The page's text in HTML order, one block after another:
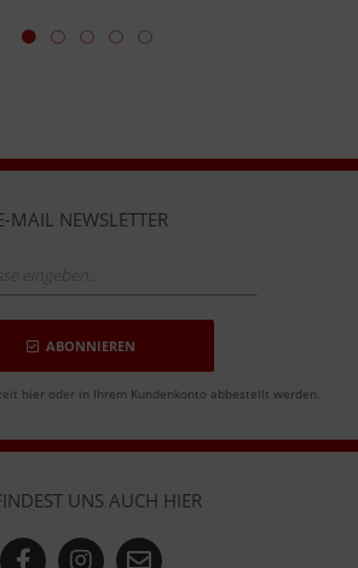
MAIL NEWSLETTER
ABONNIEREN
hier oder in Ihrem Kundenkonto abbestellt werden.
UNS AUCH HIER